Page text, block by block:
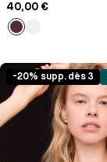
40,00 €
-20% supp. dès 3